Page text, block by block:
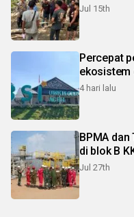
Jul 15th
Percepat
ekosistem
4 hari lalu
BPMA
di blok B
Jul 27th